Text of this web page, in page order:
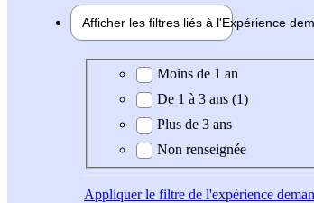
Afficher les filtres liés à l'Expérience
Expérience demandée
Moins de 1 an
De 1 à 3 ans (1)
Plus de 3 ans
Non renseignée
Appliquerle filtre de l'expérience